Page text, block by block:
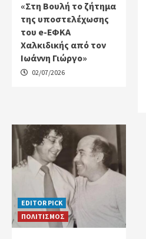
«Στη Βουλή το ζήτημα
της υποστελέχωσης
του e-ΕΦΚΑ
Χαλκιδικής από τον
Ιωάννη Γιώργο»
02/07/2026
EDITOR PICK
ΠΟΛΙΤΙΣΜΟΣ